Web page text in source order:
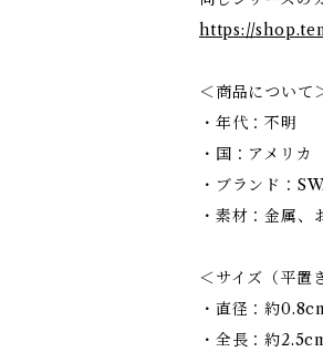
https://
＜商品について
・年代：不明
・国：アメリカ
・ブランド：
・素材：金属、
＜サイズ（平置
・直径：約
・全長：約